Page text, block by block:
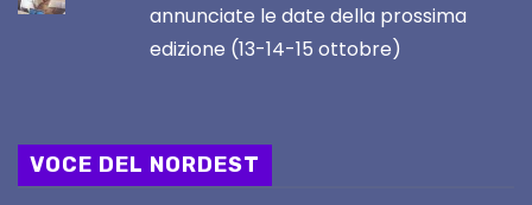
annunciate le date della prossima
edizione (13-14-15 ottobre)
VOCE DEL NORDEST